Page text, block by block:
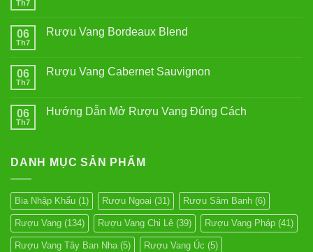
Th7
luận
Pinot
Noir
06
Th7
Rượu Vang Bordeaux Blend
luận
Bordeaux
Blend
06
Th7
Rượu Vang Cabernet Sauvignon
luận
Sauvignon
06
Th7
Hướng Dẫn Mở Rượu Vang Đúng Cách
Hướng
Rượu
Vang
Đúng
Cách
DANH MỤC SẢN PHẨM
Bia Nhập Khẩu (1) Rượu Ngoại (31) Rượu Sâm Banh (6)
Rượu Vang (134) Rượu Vang Chi Lê (39) Rượu Vang Pháp (41)
Rượu Vang Tây Ban Nha(5) Rượu Vang Úc (5)